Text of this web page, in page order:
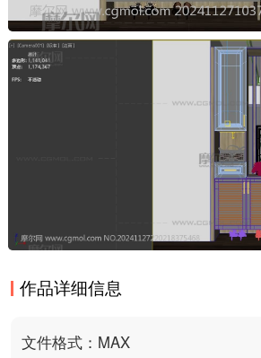
作品详细信息
文件格式：MAX